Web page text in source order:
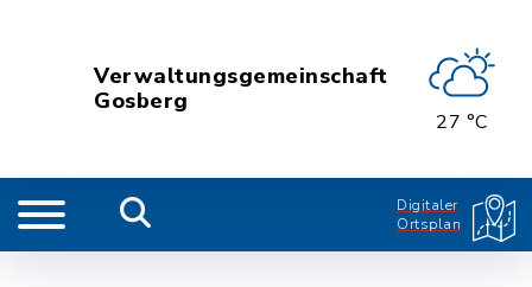
Verwaltungsgemeinschaft
Gosberg
27 °C
Digitaler
Ortsplan